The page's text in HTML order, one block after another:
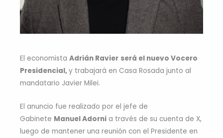
El economista Adrián Ravier será el nuevo Vocero
Presidencial, y trabajará en Casa Rosada junto al
mandatario Javier Milei.
El anuncio fue realizado por el jefe de
Gabinete Manuel Adorni a través de su cuenta de X,
luego de mantener una reunión con el Presidente en